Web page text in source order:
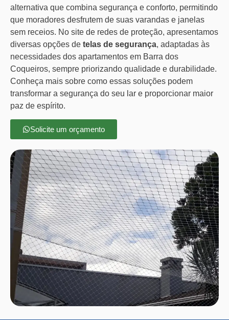
alternativa que combina segurança e conforto, permitindo
que moradores desfrutem de suas varandas e janelas
sem receios. No site de redes de proteção, apresentamos
diversas opções de telas de segurança, adaptadas às
necessidades dos apartamentos em Barra dos
Coqueiros, sempre priorizando qualidade e durabilidade.
Conheça mais sobre como essas soluções podem
transformar a segurança do seu lar e proporcionar maior
paz de espírito.
Solicite um orçamento